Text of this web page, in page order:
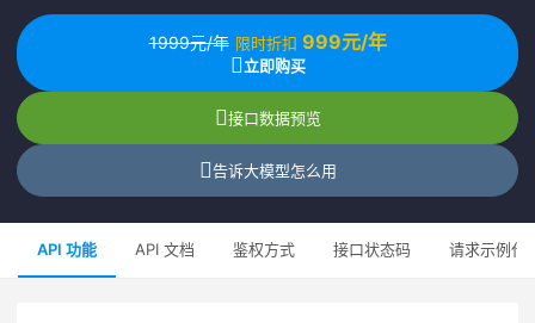
1999元/年 限时折扣 999元/年
立即购买
接口数据预览
告诉大模型怎么用
API 功能 API 文档 鉴权方式 接口状态码 请求示例代